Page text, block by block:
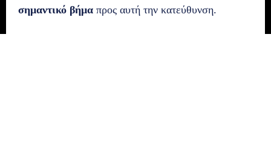
σημαντικό βήμα προς αυτή την κατεύθυνση.